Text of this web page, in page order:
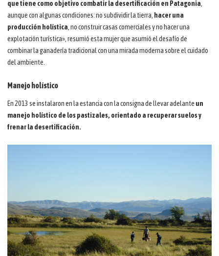
que tiene como objetivo combatir la desertificación en Patagonia
aunque con algunas condiciones: no subdividir la tierra, hacer una
producción holística , no construir casas comerciales y no hacer una
explotación turística», resumió esta mujer que asumió el desafío de
combinar la ganadería tradicional con una mirada moderna sobre el cuidado
del ambiente.
Manejo holístico
En 2013 se instalaron en la estancia con la consigna de llevar adelante un
manejo holístico de los pastizales, orientado a recuperar suelos y
frenar la desertificación.